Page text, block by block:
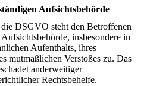
Aufsichtsbehörde
DSGVO steht den Betroffenen
insbesondere in
Aufenthalts, ihres
mutmaßlichen Verstoßes zu. Das
anderweitiger
Rechtsbehelfe.